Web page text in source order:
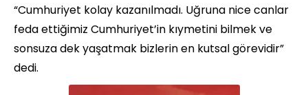
“Cumhuriyet kolay kazanılmadı. Uğruna nice canlar
feda ettiğimiz Cumhuriyet’in kıymetini bilmek ve
sonsuza dek yaşatmak bizlerin en kutsal görevidir”
dedi.